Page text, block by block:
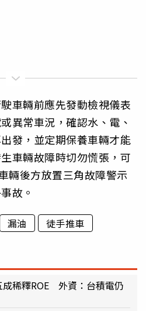
車輛前應先發動檢視儀表
異常車況，確認水、電、
發，並定期保養車輛才能
車輛故障時切勿慌張，可
輛後方放置三角故障警示
故。
漏油 徒手推車
成稀釋ROE 外資：台積電仍